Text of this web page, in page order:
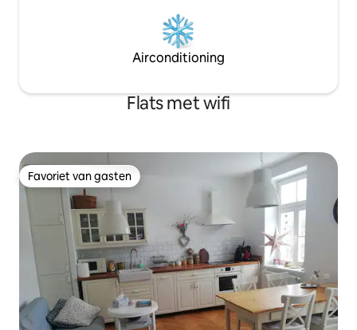
Airconditioning
Flats met wifi
Favoriet van gasten
Favoriet van gasten